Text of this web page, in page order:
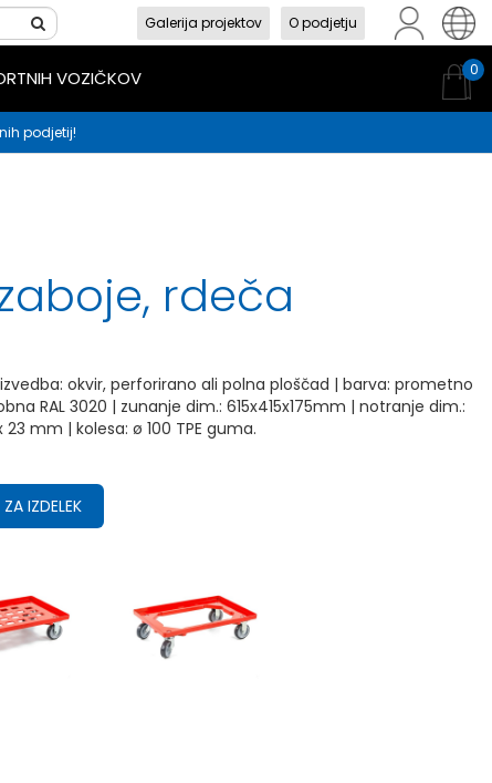
en
Galerija projektov O podjetju
VOZIČKOV 0
podjetij!
rdeča
izvedba: okvir, perforirano ali polna ploščad | barva: prometno
RAL 3020 | zunanje dim.: 615x415x175mm | notranje dim.:
mm | kolesa: ø 100 TPE guma.
IZDELEK